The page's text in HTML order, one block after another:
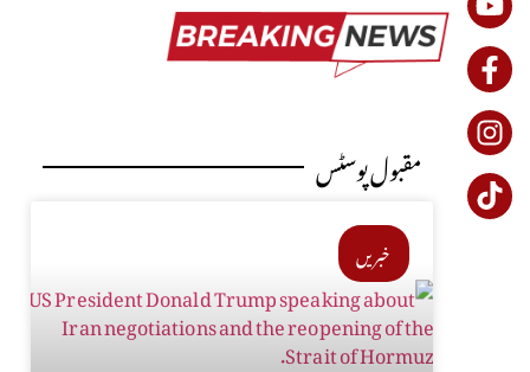
مقبول پوسٹس
خبریں